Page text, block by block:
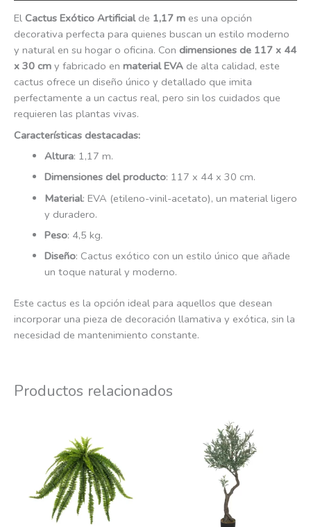
El Cactus Exótico Artificialde 1,17 m es una opción
decorativa perfecta para quienes buscan un estilo moderno
y natural en su hogar o oficina. Con dimensiones de 117 x 44
x 30 cm y fabricado en material EVA de alta calidad, este
cactus ofrece un diseño único y detallado que imita
perfectamente a un cactus real, pero sin los cuidados que
requieren las plantas vivas.
Características destacadas:
Altura: 1,17 m.
Dimensiones del producto: 117 x 44 x 30 cm.
Material: EVA (etileno-vinil-acetato), un material ligero
y duradero.
Peso: 4,5 kg.
Diseño: Cactus exótico con un estilo único que añade
un toque natural y moderno.
Este cactus es la opción ideal para aquellos que desean
incorporar una pieza de decoración llamativa y exótica, sin la
necesidad de mantenimiento constante.
Productos relacionados